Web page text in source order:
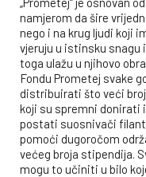
namjerom da šire
nego i na krug ljudi koji
vjeruju u istinsku snagu
toga ulažu u njihovo
Fondu Prometej svake
distribuirati što veći
koji su spremni donirati
postati suosnivači
pomoći dugoročom
većeg broja stipendija.
mogu to učiniti u bilo